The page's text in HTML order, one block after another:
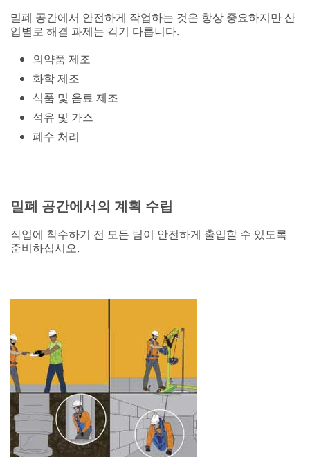
밀폐 공간에서 안전하게 작업하는 것은 항상 중요하지만 산
업별로 해결 과제는 각기 다릅니다.
의약품 제조
화학 제조
식품 및 음료 제조
석유 및 가스
폐수 처리
밀폐 공간에서의 계획 수립
작업에 착수하기 전 모든 팀이 안전하게 출입할 수 있도록
준비하십시오.